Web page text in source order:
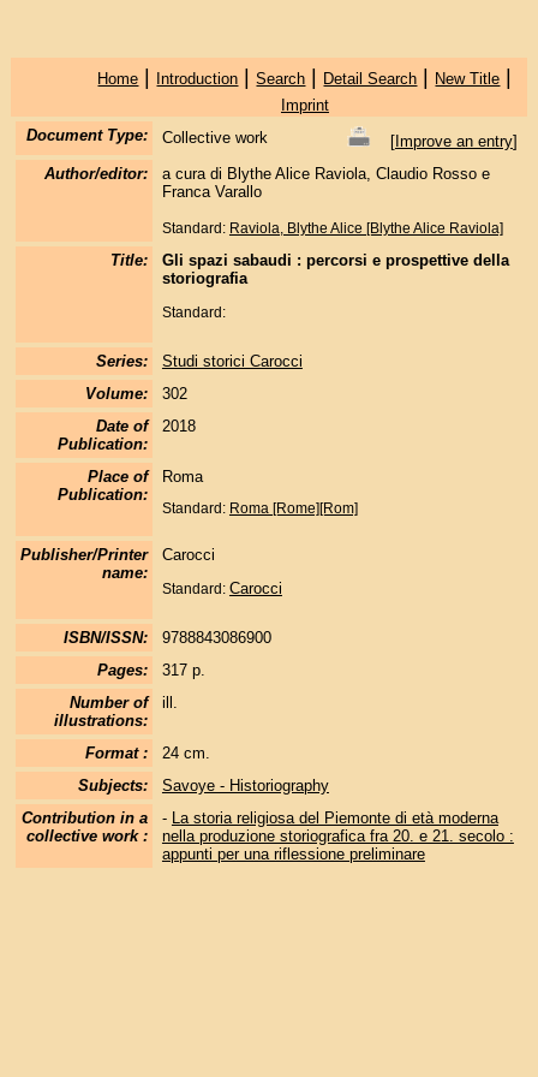
Home | Introduction |Search | Detail Search | New Title |
Imprint
Document Type:
Collective work [Improve an entry]
Author/editor:
a cura di Blythe Alice Raviola, Claudio Rosso e
Franca Varallo
Standard: Raviola, Blythe Alice [Blythe Alice Raviola]
Title:
Gli spazi sabaudi : percorsi e prospettive della
storiografia
Standard:
Series:
Studi storici Carocci
Volume:
302
Date of
Publication:
2018
Place of
Publication:
Roma
Standard: Roma [Rome][Rom]
Publisher/Printer
name:
Carocci
Standard: Carocci
ISBN/ISSN:
9788843086900
Pages:
317 p.
Number of
illustrations:
ill.
Format :
24 cm.
Subjects:
Savoye - Historiography
Contribution in a
collective work :
- La storia religiosa del Piemonte di età moderna
nella produzione storiografica fra 20. e 21. secolo :
appunti per una riflessione preliminare